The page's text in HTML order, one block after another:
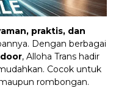
praktis, dan
Dengan berbagai
, Alloha Trans hadir
Cocok untuk
rombongan.